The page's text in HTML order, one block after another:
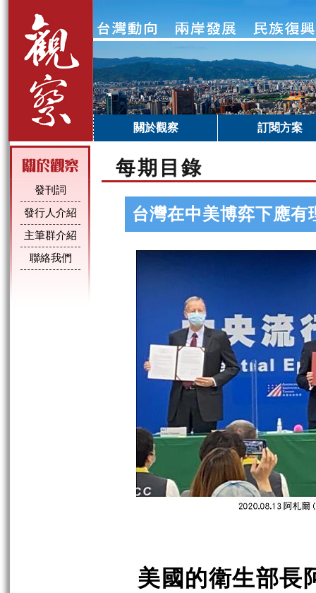
關於觀察 訂閱方案
發刊詞
發行人介紹
主筆群介紹
聯絡我們
每期目錄
台灣在中美博弈下應有
美國的衛生部長